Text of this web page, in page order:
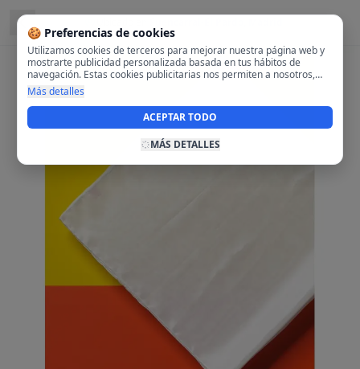
🍪 Preferencias de cookies
Utilizamos cookies de terceros para mejorar nuestra página web y
mostrarte publicidad personalizada basada en tus hábitos de
navegación. Estas cookies publicitarias nos permiten a nosotros,
analizar tu navegación en nuestra página y en internet para
mostrarte anuncios relevantes para ti. Al activarlas, aceptas el uso
de cookies para fines publicitarios y la recopilación y tratamiento de
tus datos de navegación, incluyendo la posible compartición de
Más detalles
ACEPTAR TODO
MÁS DETALLES